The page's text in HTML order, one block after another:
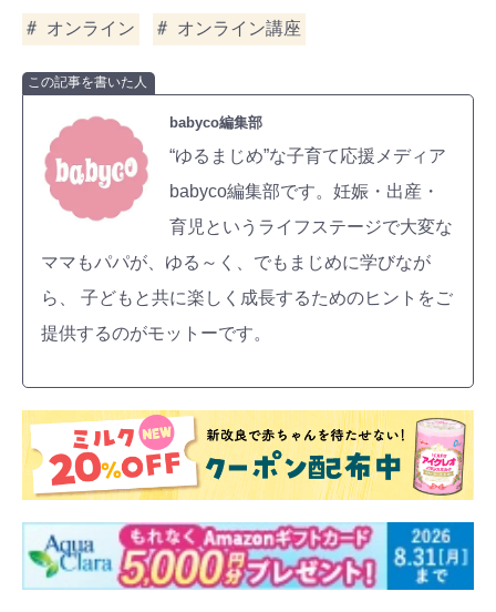
オンライン オンライン講座
この記事を書いた人
babyco編集部
“ゆるまじめ”な子育て応援メディア
babyco編集部です。妊娠・出産・
育児というライフステージで大変な
ママもパパが、ゆる～く、でもまじめに学びなが
ら、 子どもと共に楽しく成長するためのヒントをご
提供するのがモットーです。